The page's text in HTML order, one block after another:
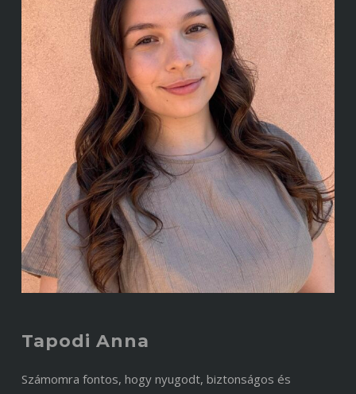
Tapodi Anna
Számomra fontos, hogy nyugodt, biztonságos és